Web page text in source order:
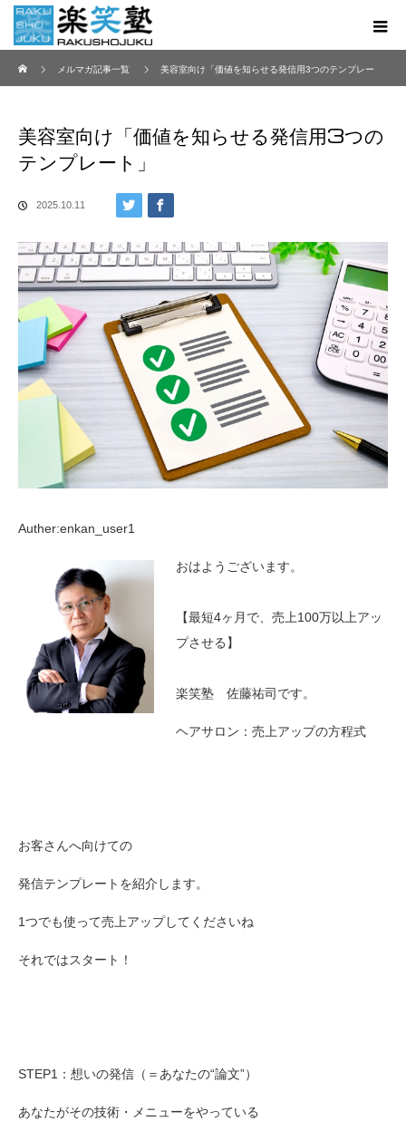
メルマガ記事一覧
美容室向け「価値を知らせる発信用3つのテンプレー
美容室向け「価値を知らせる発信用3つの
テンプレート」
2025.10.11
Auther:enkan_user1
おはようございます。
【最短4ヶ月で、売上100万以上アッ
プさせる】
楽笑塾 佐藤祐司です。
ヘアサロン：売上アップの方程式
お客さんへ向けての
発信テンプレートを紹介します。
1つでも使って売上アップしてくださいね
それではスタート！
STEP1：想いの発信（＝あなたの“論文”）
あなたがその技術・メニューをやっている